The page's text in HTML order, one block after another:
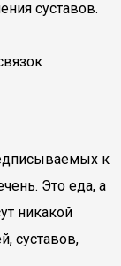
суставов.
к
Это еда, а
никакой
суставов,